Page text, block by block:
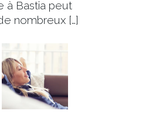
à Bastia peut
nombreux […]